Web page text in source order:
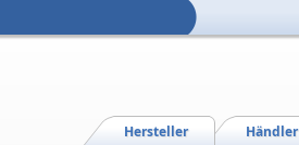
Händler
Hersteller